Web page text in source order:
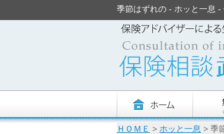
季節はずれの - ホッと一息
ＨＯＭＥ > ホッと一息 > 季